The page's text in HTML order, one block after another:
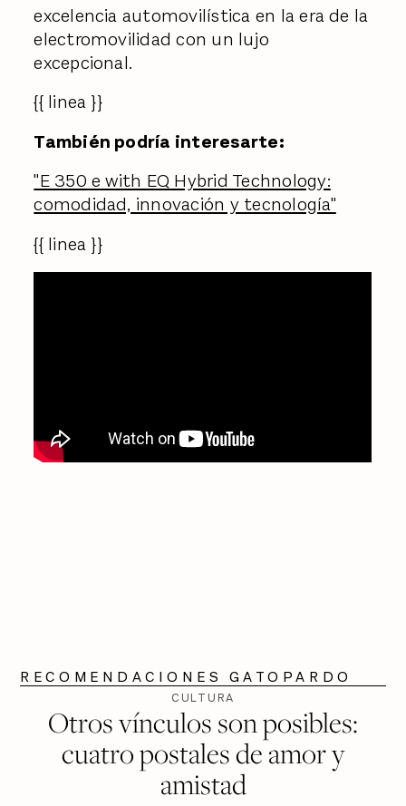
excelencia automovilística en la era de la
electromovilidad con un lujo
excepcional.
{{ linea }}
También podría interesarte:
"E 350 e with EQ Hybrid Technology:
comodidad, innovación y tecnología"
{{ linea }}
RECOMENDACIONES GATOPARDO
CULTURA
Otros vínculos son posibles:
cuatro postales de amor y
amistad